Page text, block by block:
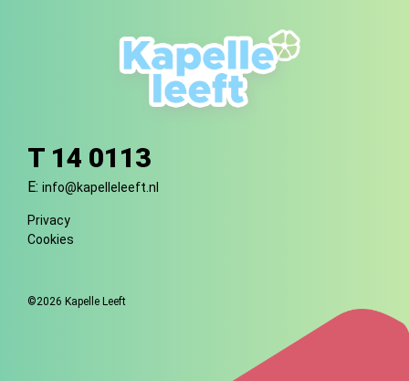
T 14 0113
E: info@kapelleleeft.nl
Privacy
Cookies
©2026 Kapelle Leeft